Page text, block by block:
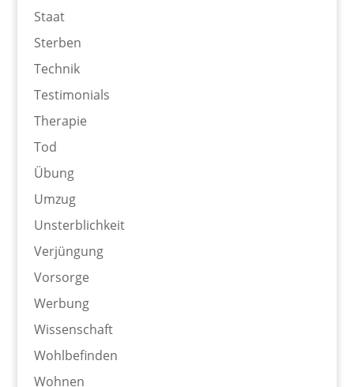
Staat
Sterben
Technik
Testimonials
Therapie
Tod
Übung
Umzug
Unsterblichkeit
Verjüngung
Vorsorge
Werbung
Wissenschaft
Wohlbefinden
Wohnen